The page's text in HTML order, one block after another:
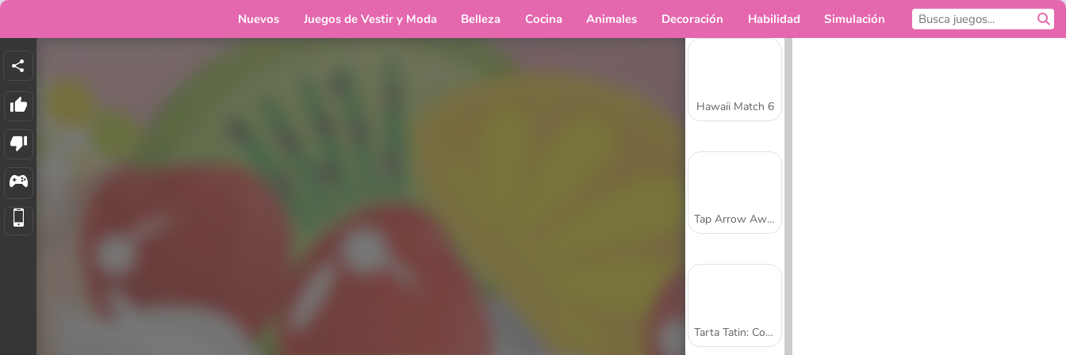
Nuevos Juegos de Vestir y Moda Belleza Cocina Animales Decoración Habilidad Simulación
Hawaii Match 6
Tap Arrow Away
Tarta Tatin: Cocina con Sara